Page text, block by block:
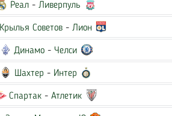
Реал -Ливерпуль
Крылья Советов - Лион
Динамо - Челси
Шахтер - Интер
Спартак -Атлетик